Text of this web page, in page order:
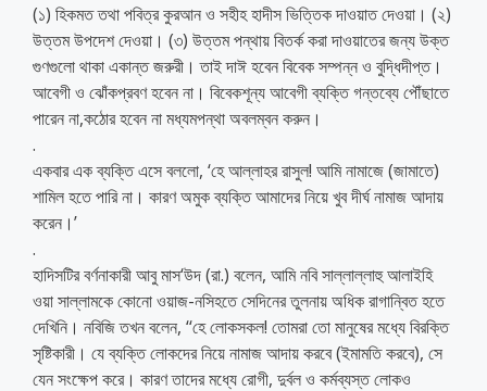
(১) হিকমত তথা পবিত্র কুরআন ও সহীহ হাদীস ভিত্তিক দাওয়াত দেওয়া। (২)
উত্তম উপদেশ দেওয়া। (৩) উত্তম পন্থায় বিতর্ক করা দাওয়াতের জন্য উক্ত
গুণগুলো থাকা একান্ত জরুরী। তাই দাঈ হবেন বিবেক সম্পন্ন ও বুদ্ধিদীপ্ত।
আবেগী ও ঝোঁকপ্রবণ হবেন না। বিবেকশূন্য আবেগী ব্যক্তি গন্তব্যে পৌঁছাতে
পারেন না,কঠোর হবেন না মধ্যমপন্থা অবলম্বন করুন।
.
একবার এক ব্যক্তি এসে বললো, ‘হে আল্লাহর রাসুল! আমি নামাজে (জামাতে)
শামিল হতে পারি না। কারণ অমুক ব্যক্তি আমাদের নিয়ে খুব দীর্ঘ নামাজ আদায়
করেন।’
.
হাদিসটির বর্ণনাকারী আবু মাস‘উদ (রা.) বলেন, আমি নবি সাল্লাল্লাহু আলাইহি
ওয়া সাল্লামকে কোনো ওয়াজ-নসিহতে সেদিনের তুলনায় অধিক রাগান্বিত হতে
দেখিনি। নবিজি তখন বলেন, ‘‘হে লোকসকল! তোমরা তো মানুষের মধ্যে বিরক্তি
সৃষ্টিকারী। যে ব্যক্তি লোকদের নিয়ে নামাজ আদায় করবে (ইমামতি করবে), সে
যেন সংক্ষেপ করে। কারণ তাদের মধ্যে রোগী, দুর্বল ও কর্মব্যস্ত লোকও